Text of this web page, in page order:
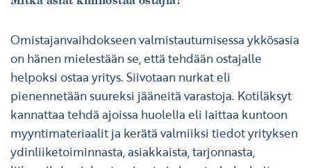
Omistajanvaihdokseen valmistautumisessa ykkösasia
on hänen mielestään se, että tehdään ostajalle
helpoksi ostaa yritys. Siivotaan nurkat eli
pienennetään suureksi jääneitä varastoja. Kotiläksyt
kannattaa tehdä ajoissa huolella eli laittaa kuntoon
myyntimateriaalit ja kerätä valmiiksi tiedot yrityksen
ydinliiketoiminnasta, asiakkaista, tarjonnasta,